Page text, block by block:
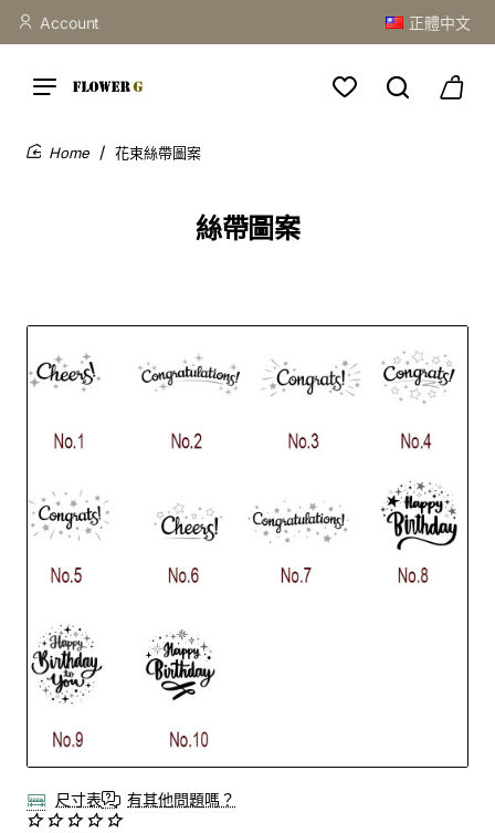
Account 正體中文
絲帶圖案
花束絲帶圖案
尺寸表 有其他問題嗎？